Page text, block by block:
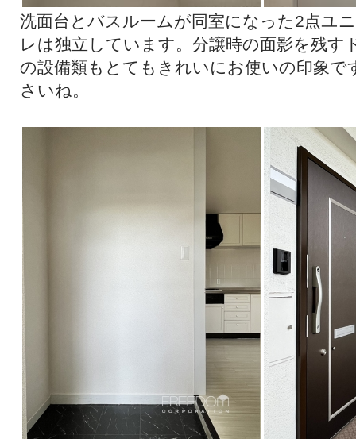
洗面台とバスルームが同室になった2点ユ
レは独立しています。分譲時の面影を残す
の設備類もとてもきれいにお使いの印象で
さいね。